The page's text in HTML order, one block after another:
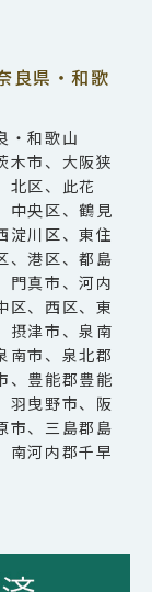
良県・和歌
・和歌山
木市、大阪狭
北区、此花
中央区、鶴見
淀川区、東住
、港区、都島
門真市、河内
区、西区、東
摂津市、泉南
南市、泉北郡
、豊能郡豊能
羽曳野市、阪
市、三島郡島
南河内郡千早